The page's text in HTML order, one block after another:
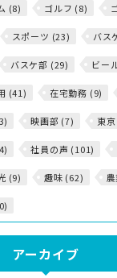
(8) ゴルフ (8)
スポーツ (23) バス
バスケ部 (29) ビー
(41) 在宅勤務 (9)
映画部 (7) 東
社員の声 (101)
(9) 趣味 (62)
アーカイブ